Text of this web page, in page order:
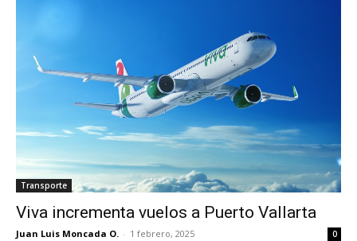
Transporte
Viva incrementa vuelos a Puerto Vallarta
Juan Luis Moncada O. - 1 febrero, 2025 0